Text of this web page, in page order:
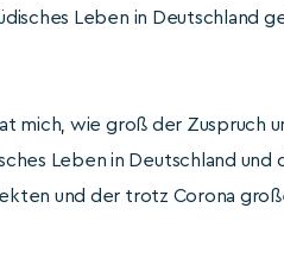
Leben in Deutschland
mich, wie groß der Zuspruch
Leben in Deutschland
und der trotz Corona